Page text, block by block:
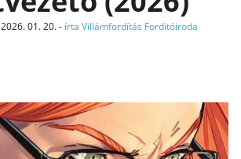
2026. 01. 20.- írta Villámfordítás Fordítóiroda